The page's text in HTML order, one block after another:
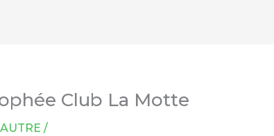
Club La Motte
/